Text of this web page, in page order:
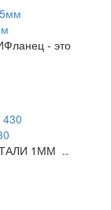
- это
1ММ ..